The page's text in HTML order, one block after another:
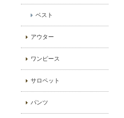
ベスト
アウター
ワンピース
サロペット
パンツ